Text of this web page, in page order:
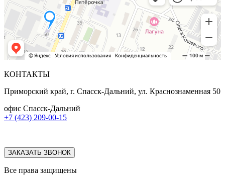
КОНТАКТЫ
Приморский край, г. Спасск-Дальний, ул. Краснознаменная 50
офис Спасск-Дальний
+7 (423) 209-00-15
ЗАКАЗАТЬ ЗВОНОК
Все права защищены